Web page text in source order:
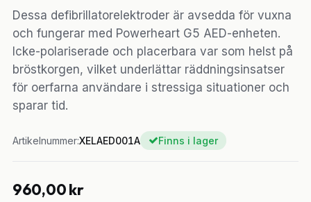
Dessa defibrillatorelektroder är avsedda för vuxna
och fungerar med Powerheart G5 AED-enheten.
Icke-polariserade och placerbara var som helst på
bröstkorgen, vilket underlättar räddningsinsatser
för oerfarna användare i stressiga situationer och
sparar tid.
Artikelnummer:XELAED001A Finns i lager
960,00kr